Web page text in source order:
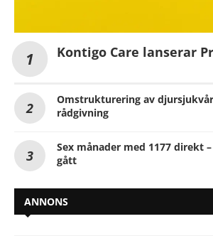
Kontigo Care lanserar
Omstrukturering av
rådgivning
Sex månader med 1177 direkt
gått
ANNONS